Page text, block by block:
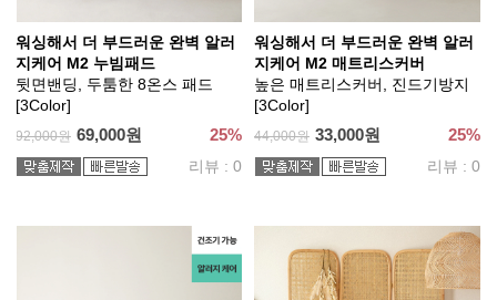
워싱해서 더 부드러운 완벽 알러
지케어 M2 누빔패드
뒷면밴딩, 두툼한 8온스 패드
[3Color]
92,000원 69,000원 25%
리뷰 : 0
워싱해서 더 부드러운 완벽 알러
지케어 M2 매트리스커버
높은 매트리스커버, 진드기방지
[3Color]
44,000원 33,000원 25%
리뷰 : 0